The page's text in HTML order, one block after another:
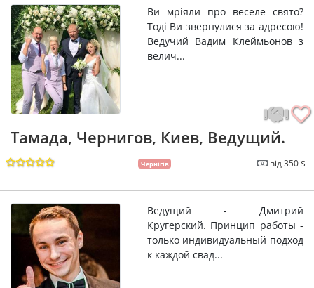
Ви мріяли про веселе свято?
Тоді Ви звернулися за адресою!
Ведучий Вадим Клеймьонов з
велич...
Тамада, Чернигов, Киев, Ведущий.
Чернігів від 350 $
Ведущий - Дмитрий
Кругерский. Принцип работы -
только индивидуальный подход
к каждой свад...